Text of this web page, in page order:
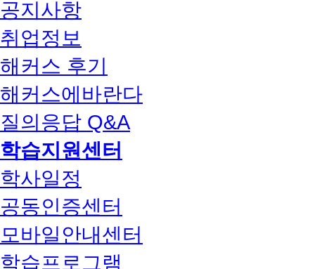
공지사항
취업정보
해커스 후기
해커스에바란다
질의응답 Q&A
학습지원센터
학사일정
공동인증센터
모바일안내센터
학습프로그램